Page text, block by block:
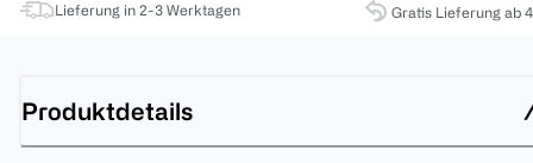
Lieferung in 2-3 Werktagen Gratis Lieferung ab
Produktdetails